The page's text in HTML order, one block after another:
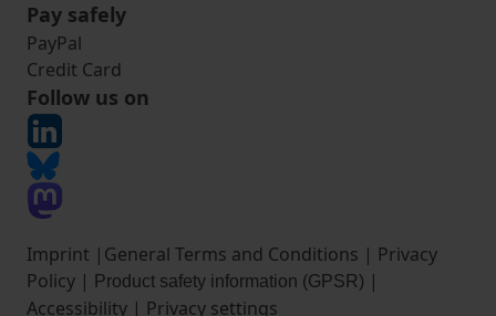
Pay safely
PayPal
Credit Card
Follow us on
Imprint | General Terms and Conditions | Privacy
Policy | Product safety information (GPSR) |
Accessibility | Privacy settings